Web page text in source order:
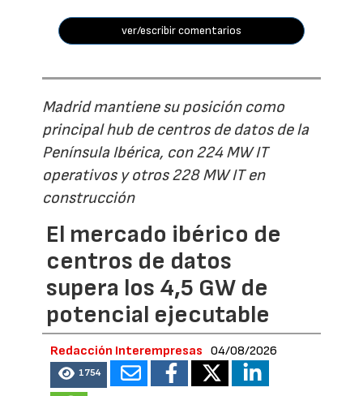
ver/escribir comentarios
Madrid mantiene su posición como
principal hub de centros de datos de la
Península Ibérica, con 224 MW IT
operativos y otros 228 MW IT en
construcción
El mercado ibérico de
centros de datos
supera los 4,5 GW de
potencial ejecutable
Redacción Interempresas 04/08/2026
1754